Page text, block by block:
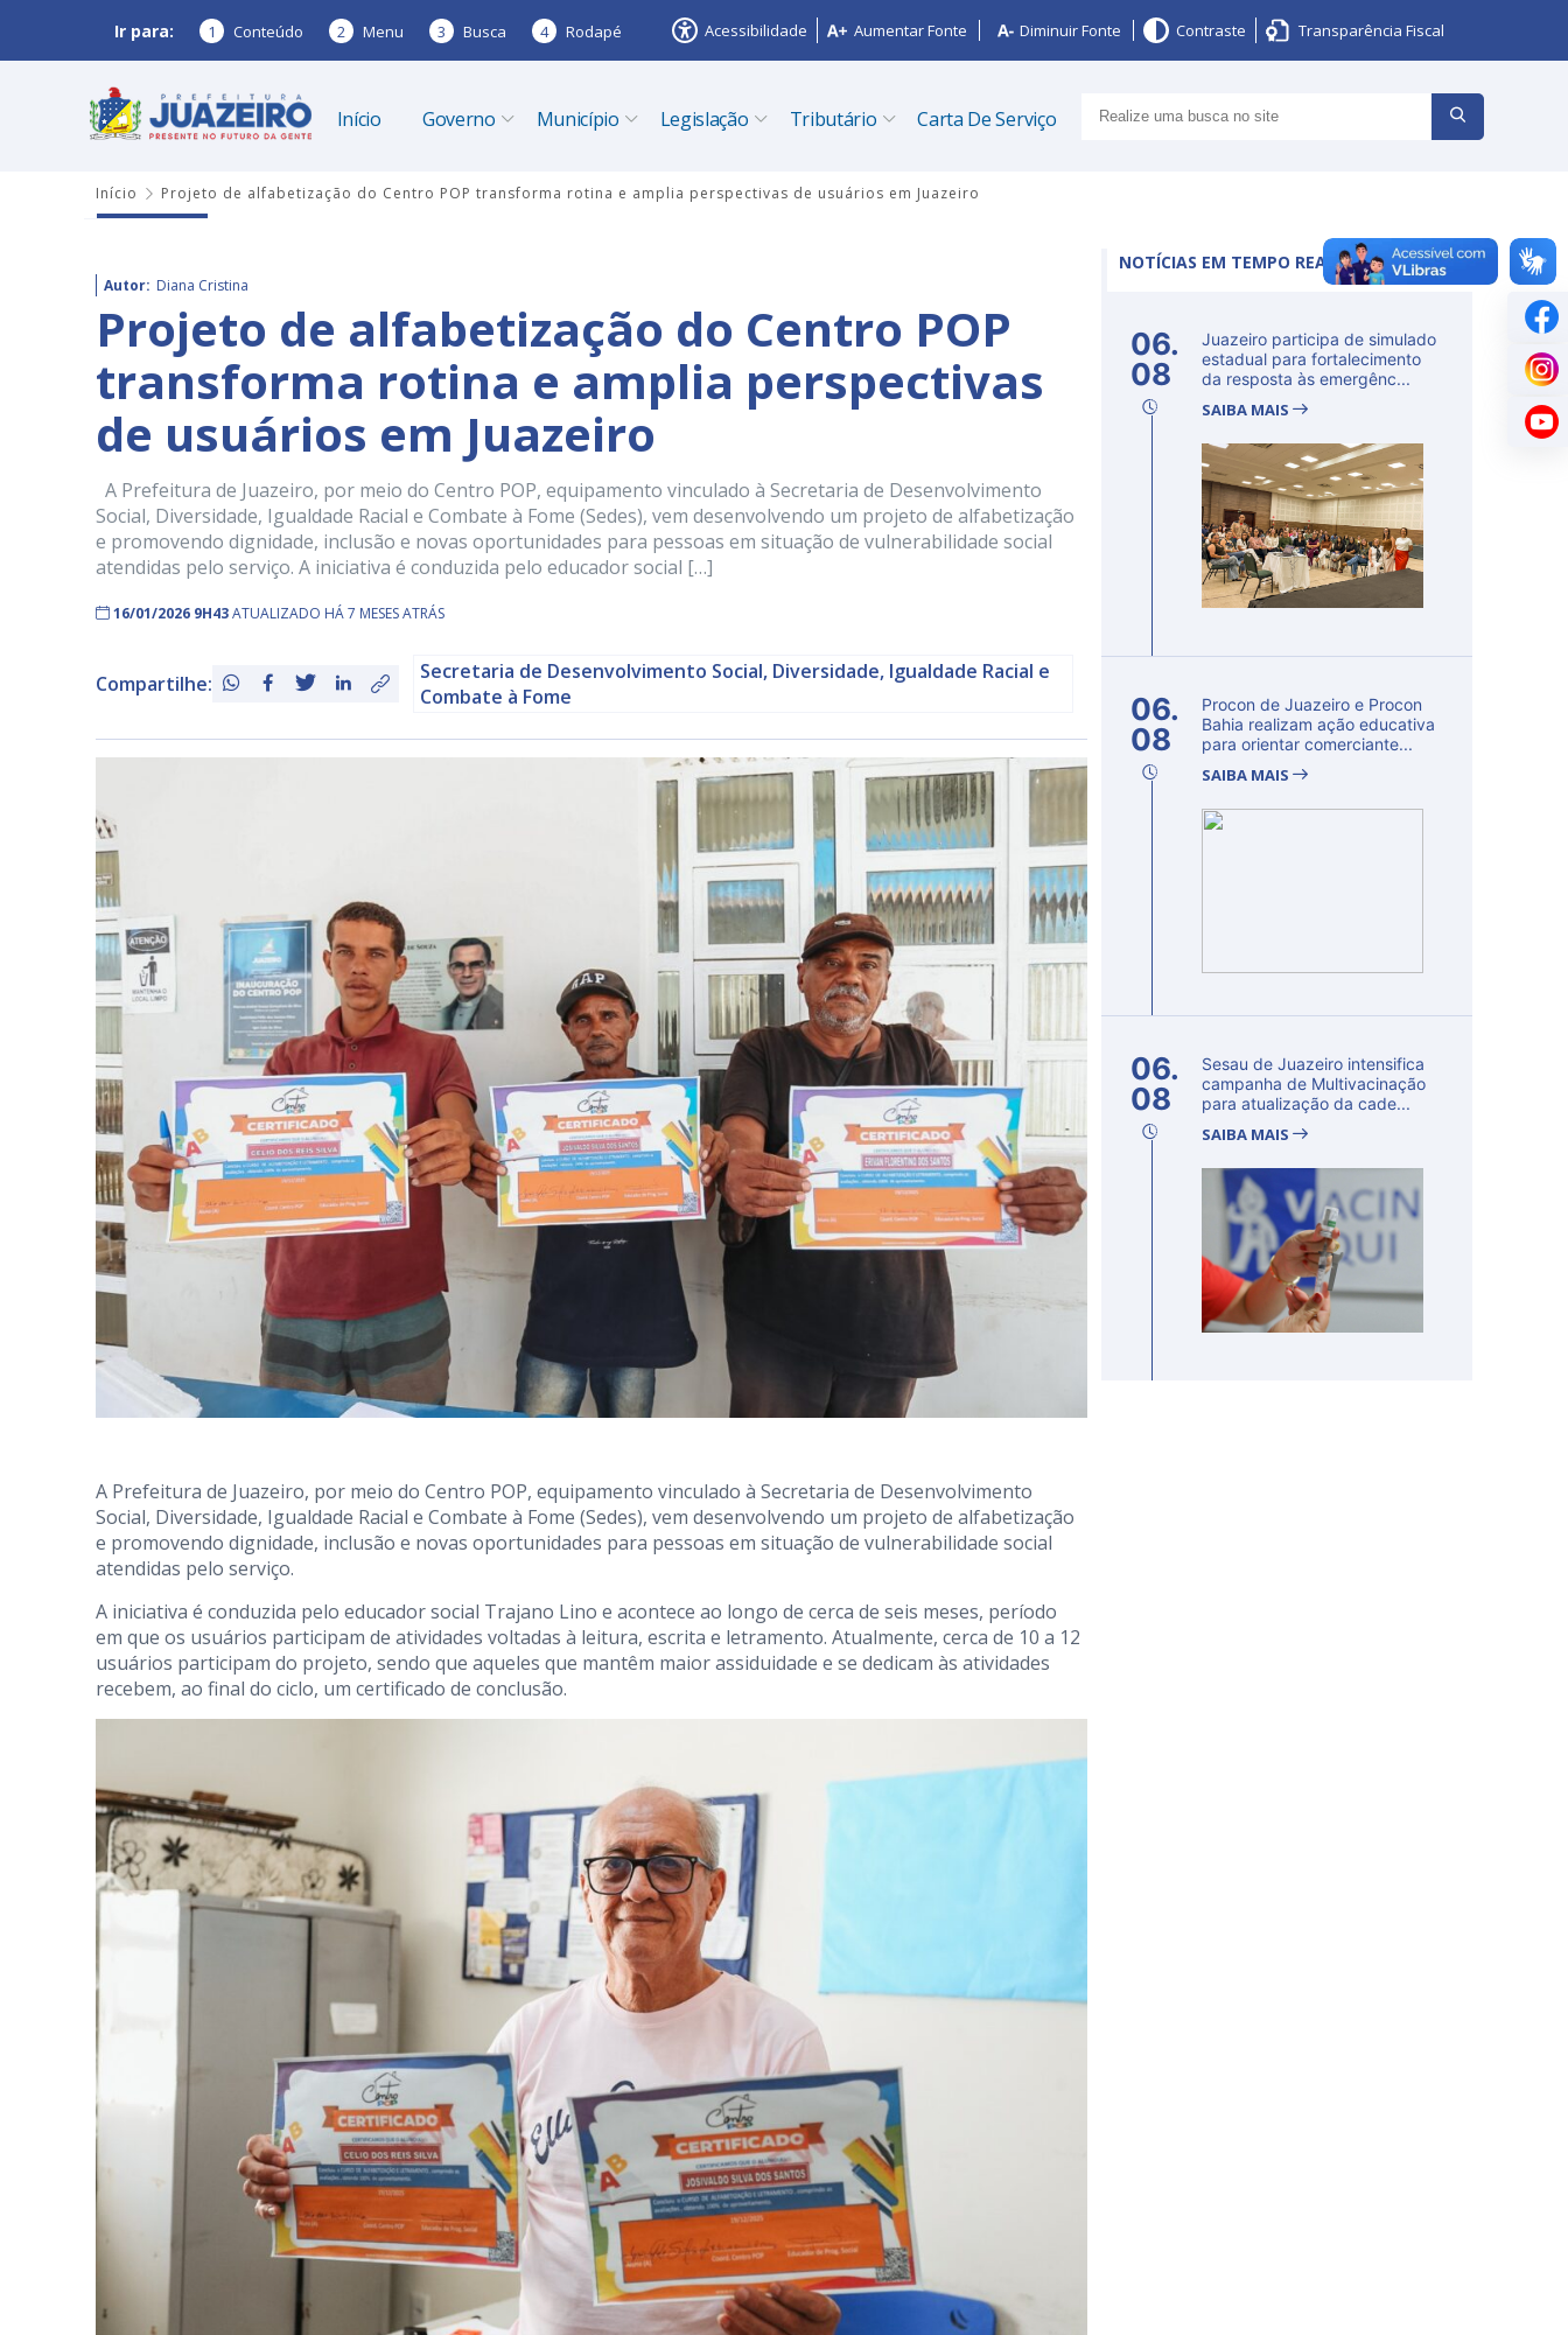
Ir para: 1 Conteúdo 2 Menu 3 Busca 4 Rodapé Acessibilidade Aumentar Fonte Diminuir Fonte Contraste Transparência Fiscal
Início Governo Município Legislação Tributário Carta De Serviço
Início Projeto de alfabetização do Centro POP transforma rotina e amplia perspectivas de usuários em Juazeiro
Autor: Diana Cristina
Projeto de alfabetização do Centro POP
transforma rotina e amplia perspectivas
de usuários em Juazeiro
A Prefeitura de Juazeiro, por meio do Centro POP, equipamento vinculado à Secretaria de Desenvolvimento
Social, Diversidade, Igualdade Racial e Combate à Fome (Sedes), vem desenvolvendo um projeto de alfabetização
e promovendo dignidade, inclusão e novas oportunidades para pessoas em situação de vulnerabilidade social
atendidas pelo serviço. A iniciativa é conduzida pelo educador social […]
16/01/2026 9H43ATUALIZADO HÁ 7 MESES ATRÁS
Compartilhe:
Secretaria de Desenvolvimento Social, Diversidade, Igualdade Racial e
Combate à Fome
A Prefeitura de Juazeiro, por meio do Centro POP, equipamento vinculado à Secretaria de Desenvolvimento
Social, Diversidade, Igualdade Racial e Combate à Fome (Sedes), vem desenvolvendo um projeto de alfabetização
e promovendo dignidade, inclusão e novas oportunidades para pessoas em situação de vulnerabilidade social
atendidas pelo serviço.
A iniciativa é conduzida pelo educador social Trajano Lino e acontece ao longo de cerca de seis meses, período
em que os usuários participam de atividades voltadas à leitura, escrita e letramento. Atualmente, cerca de 10 a 12
usuários participam do projeto, sendo que aqueles que mantêm maior assiduidade e se dedicam às atividades
recebem, ao final do ciclo, um certificado de conclusão.
NOTÍCIAS EM TEMPO REAL
06.
08
Juazeiro participa de simulado
estadual para fortalecimento
da resposta às emergênc...
SAIBA MAIS
06.
08
Procon de Juazeiro e Procon
Bahia realizam ação educativa
para orientar comerciante...
SAIBA MAIS
06.
08
Sesau de Juazeiro intensifica
campanha de Multivacinação
para atualização da cade...
SAIBA MAIS